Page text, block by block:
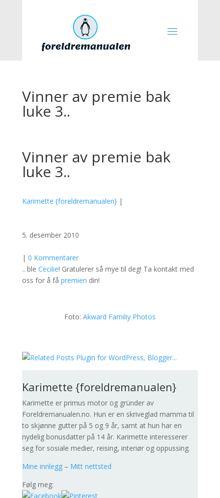
Vinner av premie bak
luke 3..
Vinner av premie bak
luke 3..
Karimette {foreldremanualen}|
5. desember 2010
| 0 Kommentarer
.. ble Cecilie! Gratulerer så mye til deg! Ta kontakt med
oss for å få premien din!
Foto: Akward Familiy Photos
Karimette {foreldremanualen}
Karimette er primus motor og gründer av
Foreldremanualen.no. Hun er en skriveglad mamma til
to skjønne gutter på 5 og 9 år, samt at hun har en
nydelig bonusdatter på 14 år. Karimette interesserer
seg for sosiale medier, reising, interiør og oppussing.
Mine innlegg– Mitt nettsted
Følg meg: